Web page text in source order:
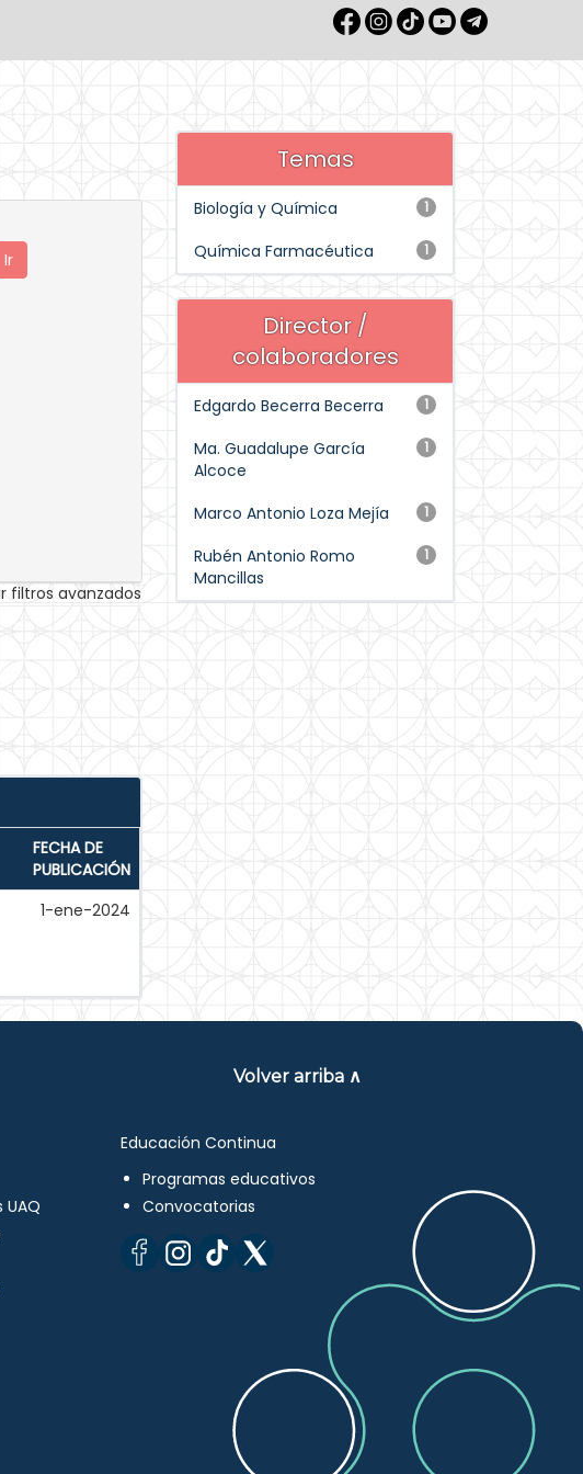
filtros avanzados
FECHA DE
PUBLICACIÓN
1-ene-2024
Temas
1
Biología y Química
1
Química Farmacéutica
Director /
colaboradores
1
Edgardo Becerra Becerra
1
Ma. Guadalupe García
Alcoce
1
Marco Antonio Loza Mejía
1
Rubén Antonio Romo
Mancillas
Volver arriba ∧
Educación Continua
Programas educativos
Convocatorias